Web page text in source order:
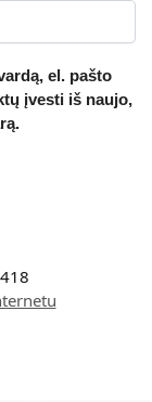
el. pašto
įvesti iš naujo,